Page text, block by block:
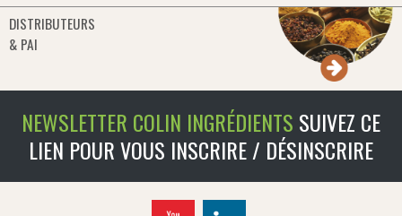
DISTRIBUTEURS
& PAI
NEWSLETTER COLIN INGRÉDIENTS SUIVEZ CE
LIEN POUR VOUS INSCRIRE / DÉSINSCRIRE